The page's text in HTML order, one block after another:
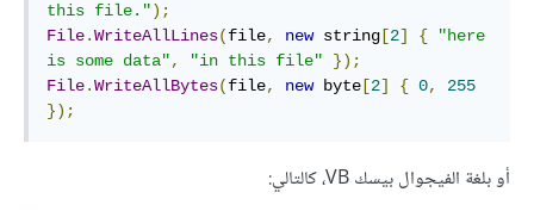
this file.");
File.WriteAllLines(file, new string [2] {
"here
is some data", "in this file"
});
File.WriteAllBytes(file, new byte [2] { 0,
255
});
أو بلغة الفيجوال بيسك VB، كالتالي: